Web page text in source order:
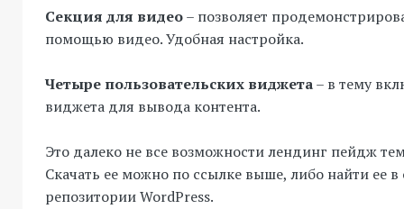
Секция для видео– позволяет
помощью видео. Удобная настройка.
Четыре пользовательских виджета– в тему
виджета для вывода контента.
Это далеко не все возможности лендинг пейдж
Скачать ее можно по ссылке выше, либо найти ее
репозитории WordPress.